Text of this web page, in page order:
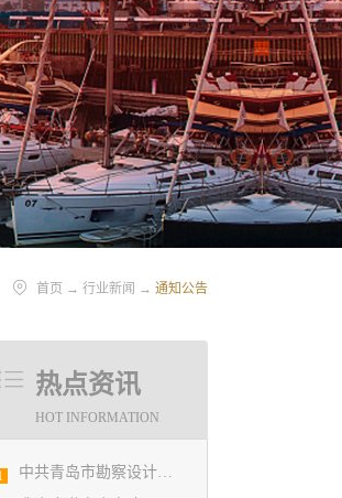
首页 → 行业新闻 → 通知公告
热点资讯
HOT INFORMATION
中共青岛市勘察设计协会党支部日前召开民主生活会